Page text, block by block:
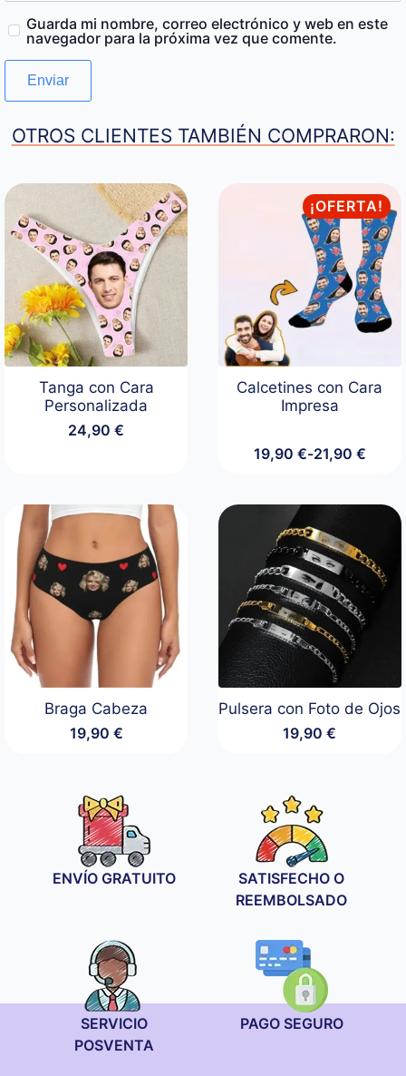
Guarda mi nombre, correo electrónico y web en este
navegador para la próxima vez que comente.
OTROS CLIENTES TAMBIÉN COMPRARON:
Tanga con Cara
Personalizada
24,90€
¡OFERTA!
Calcetines con Cara
Impresa
19,90 €-21,90 €
Rango
19,90 €
hasta
21,90 €
Braga Cabeza
19,90 €
Pulsera con Foto de Ojos
19,90€
ENVÍO GRATUITO
SATISFECHO O
REEMBOLSADO
SERVICIO
POSVENTA
PAGO SEGURO